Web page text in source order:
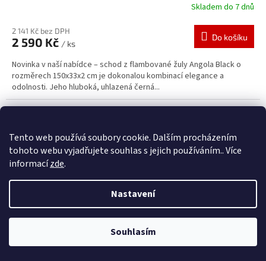
Tento web používá soubory cookie. Dalším procházením
tohoto webu vyjadřujete souhlas s jejich používáním.. Více
informacízde.
Nastavení
Souhlasím
Ve dnech 14. - 30.8.2026 bude na našem eshopu dovolená. Všechny
Skladem do 7 dnů
2 141 Kč bez DPH
2 590 Kč / ks
Do košíku
Novinka v naší nabídce – schod z flambované žuly Angola Black o
rozměrech 150x33x2 cm je dokonalou kombinací elegance a
odolnosti. Jeho hluboká, uhlazená černá...